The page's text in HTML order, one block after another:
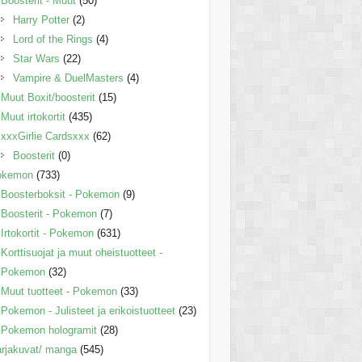
Harry Potter (2)
Lord of the Rings (4)
Star Wars (22)
Vampire & DuelMasters (4)
Muut Boxit/boosterit (15)
Muut irtokortit (435)
xxxGirlie Cardsxxx (62)
Boosterit (0)
(733)
Boosterboksit - Pokemon (9)
Boosterit - Pokemon (7)
Irtokortit - Pokemon (631)
Korttisuojat ja muut oheistuotteet -
Pokemon (32)
Muut tuotteet - Pokemon (33)
Pokemon - Julisteet ja erikoistuotteet (23)
Pokemon hologramit (28)
manga (545)